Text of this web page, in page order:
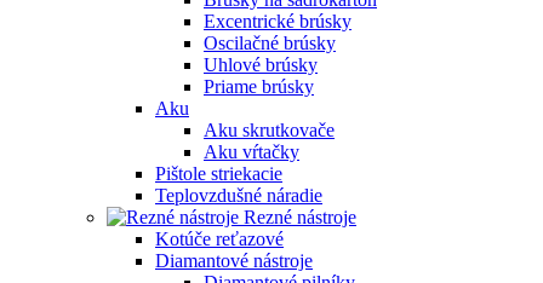
Excentrické brúsky
Oscilačné brúsky
Uhlové brúsky
Priame brúsky
Aku
Aku skrutkovače
Aku vŕtačky
Pištole striekacie
Teplovzdušné náradie
Rezné nástroje
Kotúče reťazové
Diamantové nástroje